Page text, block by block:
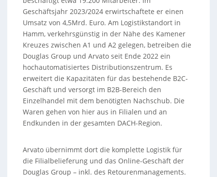
Geschäftsjahr 2023/2024 erwirtschaftete er einen
Umsatz von 4,5Mrd. Euro. Am Logistikstandort in
Hamm, verkehrsgünstig in der Nähe des Kamener
Kreuzes zwischen A1 und A2 gelegen, betreiben die
Douglas Group und Arvato seit Ende 2022 ein
hochautomatisiertes Distributionszentrum. Es
erweitert die Kapazitäten für das bestehende B2C-
Geschäft und versorgt im B2B-Bereich den
Einzelhandel mit dem benötigten Nachschub. Die
Waren gehen von hier aus in Filialen und an
Endkunden in der gesamten DACH-Region.
Arvato übernimmt dort die komplette Logistik für
die Filialbelieferung und das Online-Geschäft der
Douglas Group – inkl. des Retourenmanagements.